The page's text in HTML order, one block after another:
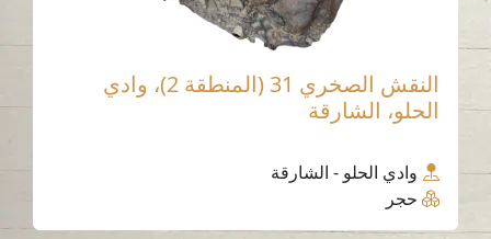
النقش الصخري 31 (المنطقة 2)، وادي
الحلو، الشارقة
وادي الحلو - الشارقة
حجر